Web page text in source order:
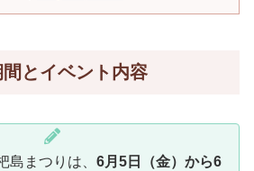
とイベント内容
島まつりは、 6月5日（金）から6